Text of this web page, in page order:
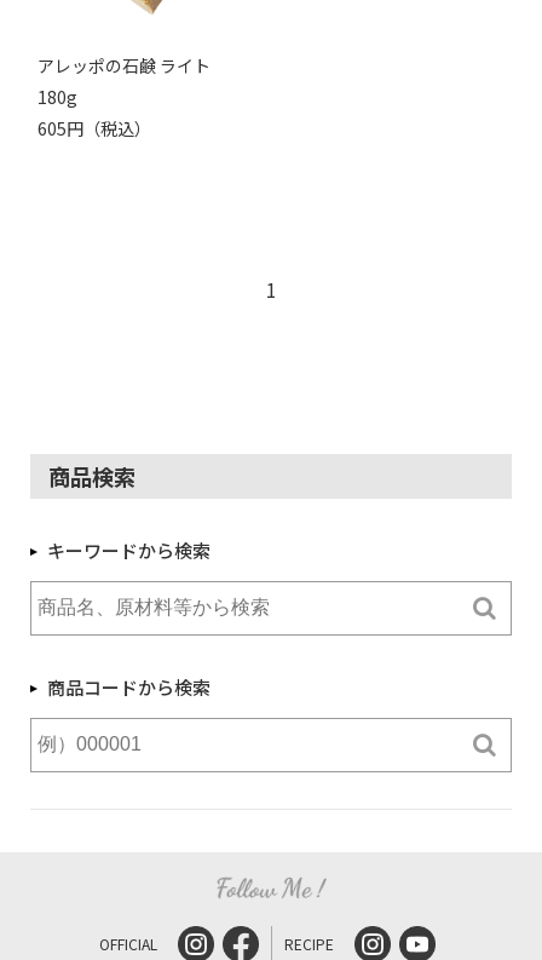
アレッポの石鹸 ライト
180g
605円（税込）
1
商品検索
キーワードから検索
商品コードから検索
OFFICIAL RECIPE